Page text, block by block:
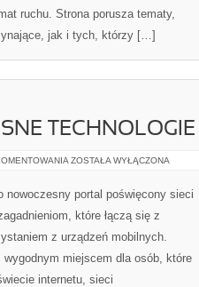
ruchu. Strona porusza tematy,
jak i tych, którzy […]
TECHNOLOGIE
ŚWIATŁOWODY
TECHNOLOGIE
ZOSTAŁA WYŁĄCZONA
nowoczesny portal poświęcony sieci
które łączą się z
z urządzeń mobilnych.
wygodnym miejscem dla osób, które
internetu, sieci